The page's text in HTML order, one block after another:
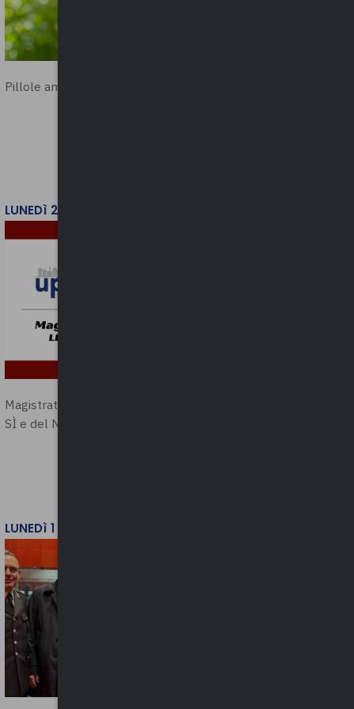
Pillole ambientali | 2026
LUNEDì 2 FEBBRAIO 2026
Magistratura e Costituzione. Le ragioni del
SÌ e del NO
LUNEDì 1 DICEMBRE 2025